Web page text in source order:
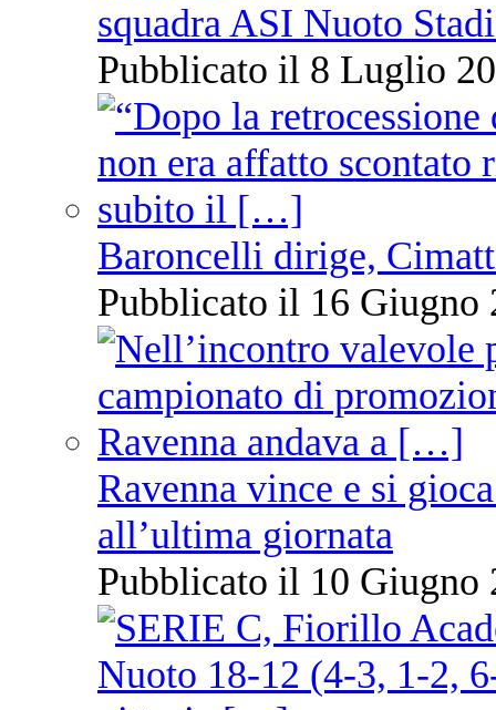
squadra ASI Nuoto
Pubblicato il 8 Luglio
Baroncelli dirige,
Pubblicato il 16 Giugno
Ravenna vince e si
all’ultima giornata
Pubblicato il 10 Giugno